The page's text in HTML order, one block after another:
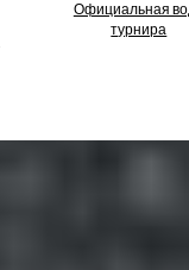
Официальная
турнира